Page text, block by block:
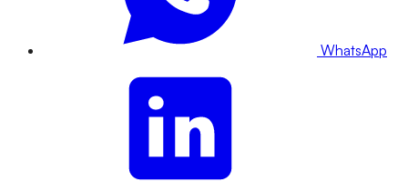
WhatsApp